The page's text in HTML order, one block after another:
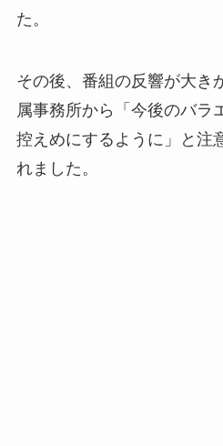
た。​
その後、番組の反響が大き
属事務所から「今後のバラ
控えめにするように」と注
れました。​